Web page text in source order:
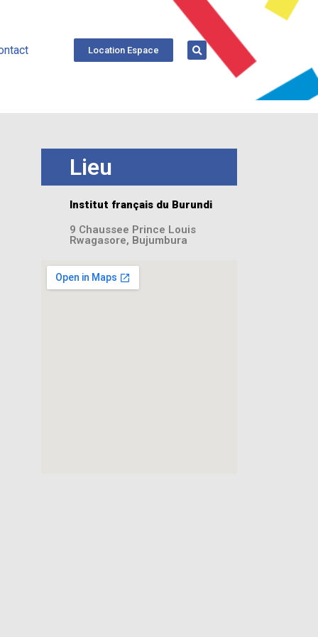
Location Espace
Lieu
Institut français du Burundi
9 Chaussee Prince Louis
Rwagasore, Bujumbura